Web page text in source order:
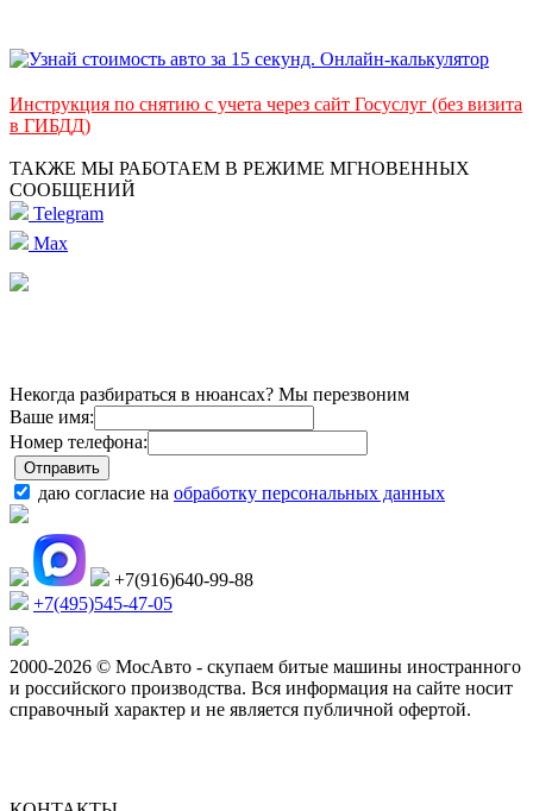
Инструкция по снятию с учета через сайт Госуслуг (без визита
в ГИБДД)
ТАКЖЕ МЫ РАБОТАЕМ В РЕЖИМЕ МГНОВЕННЫХ
СООБЩЕНИЙ
Telegram
Max
Некогда разбираться в нюансах? Мы перезвоним
Ваше имя:
Номер телефона:
даю согласие на обработку персональных данных
+7(916)640-99-88
+7(495)545-47-05
2000-2026 © МосАвто - скупаем битые машины иностранного
и российского производства. Вся информация на сайте носит
справочный характер и не является публичной офертой.